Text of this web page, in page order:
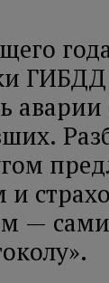
ГИБДД
аварии
и
—